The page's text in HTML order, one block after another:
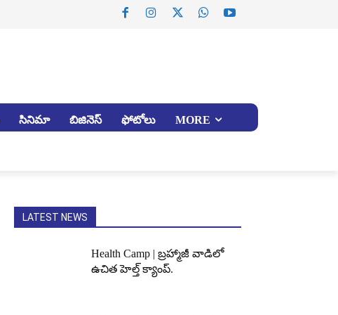
సినిమా బిజినెస్ ఫోటోలు MORE
LATEST NEWS
Health Camp | బ్రహ్మాజీ వాడిలో
ఉచిత హెల్త్ క్యాంప్.